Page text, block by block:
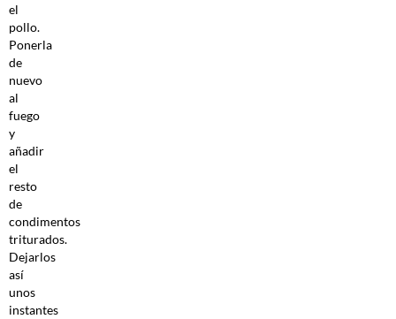
el
pollo.
Ponerla
de
nuevo
al
fuego
y
añadir
el
resto
de
condimentos
triturados.
Dejarlos
así
unos
instantes